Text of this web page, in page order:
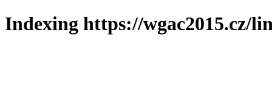
Indexing https://wgac2015.cz/